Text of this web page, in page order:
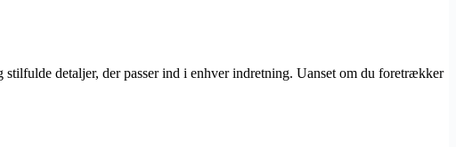
detaljer, der passer ind i enhver indretning. Uanset om du foretrækker